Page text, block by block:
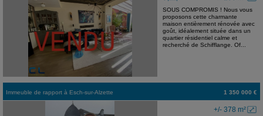
SOUS COMPROMIS ! Nous vous
proposons cette charmante
maison entièrement rénovée avec
goût, idéalement située dans un
quartier résidentiel calme et
recherché de Schifflange. Of...
Immeuble de rapport à Esch-sur-Alzette 1 350 000 €
+/- 378 m²